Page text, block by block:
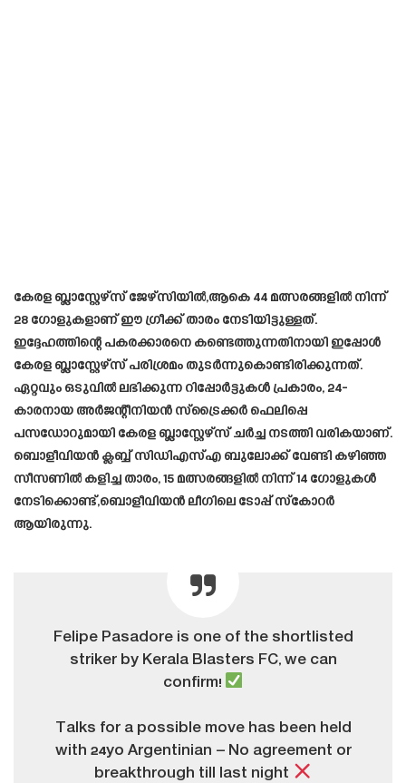
കേരള ബ്ലാസ്റ്റേഴ്സ് ജേഴ്സിയിൽ,ആകെ 44 മത്സരങ്ങളിൽ നിന്ന്
28 ഗോളുകളാണ് ഈ ഗ്രീക്ക് താരം നേടിയിട്ടുള്ളത്.
ഇദ്ദേഹത്തിന്റെ പകരക്കാരനെ കണ്ടെത്തുന്നതിനായി ഇപ്പോൾ
കേരള ബ്ലാസ്റ്റേഴ്സ് പരിശ്രമം തുടർന്നുകൊണ്ടിരിക്കുന്നത്.
ഏറ്റവും ഒടുവിൽ ലഭിക്കുന്ന റിപ്പോർട്ടുകൾ പ്രകാരം, 24-
കാരനായ അർജന്റീനിയൻ സ്ട്രൈക്കർ ഫെലിപ്പെ
പസഡോറുമായി കേരള ബ്ലാസ്റ്റേഴ്സ് ചർച്ച നടത്തി വരികയാണ്.
ബൊളീവിയൻ ക്ലബ്ബ് സിഡിഎസ്എ ബുലോക്ക്‌ വേണ്ടി കഴിഞ്ഞ
സീസണിൽ കളിച്ച താരം, 15 മത്സരങ്ങളിൽ നിന്ന് 14 ഗോളുകൾ
നേടിക്കൊണ്ട്,ബൊളീവിയൻ ലീഗിലെ ടോപ്പ് സ്കോറർ
ആയിരുന്നു.
Felipe Pasadore is one of the shortlisted
striker by Kerala Blasters FC, we can
confirm!
Talks for a possible move has been held
with 24yo Argentinian – No agreement or
breakthrough till last night